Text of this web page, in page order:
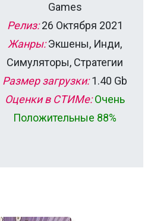
Games
Релиз:26 Октября 2021
Жанры:Экшены, Инди,
Симуляторы, Стратегии
Размер загрузки:1.40 Gb
Оценки в СТИМе: Очень
Положительные 88%